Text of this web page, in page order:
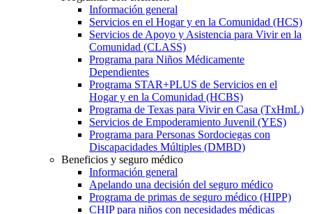
Información general
Servicios en el Hogar y en la Comunidad (HCS)
Servicios de Apoyo y Asistencia para Vivir en la
Comunidad (CLASS)
Programa para Niños Médicamente
Dependientes
Programa STAR+PLUS de Servicios en el
Hogar y en la Comunidad (HCBS)
Programa de Texas para Vivir en Casa (TxHmL)
Servicios de Empoderamiento Juvenil (YES)
Programa para Personas Sordociegas con
Discapacidades Múltiples (DMBD)
Beneficios y seguro médico
Información general
Apelando una decisión del seguro médico
Programa de primas de seguro médico (HIPP)
CHIP para niños con necesidades médicas